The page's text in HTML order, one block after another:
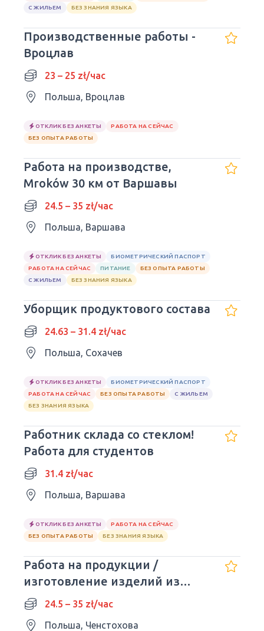
С ЖИЛЬЕМ БЕЗ ЗНАНИЯ ЯЗЫКА
Производственные работы -
Вроцлав
23 – 25 zł/час
Польша, Вроцлав
ОТКЛИК БЕЗ АНКЕТЫ
РАБОТА НА СЕЙЧАС
БЕЗ ОПЫТА РАБОТЫ
Работа на производстве,
Mroków 30 км от Варшавы
24.5 – 35 zł/час
Польша, Варшава
ОТКЛИК БЕЗ АНКЕТЫ
БИОМЕТРИЧЕСКИЙ ПАСПОРТ
РАБОТА НА СЕЙЧАС
ПИТАНИЕ
БЕЗ ОПЫТА РАБОТЫ
С ЖИЛЬЕМ
БЕЗ ЗНАНИЯ ЯЗЫКА
Уборщик продуктового состава
24.63 – 31.4 zł/час
Польша, Сохачев
ОТКЛИК БЕЗ АНКЕТЫ
БИОМЕТРИЧЕСКИЙ ПАСПОРТ
РАБОТА НА СЕЙЧАС
БЕЗ ОПЫТА РАБОТЫ
С ЖИЛЬЕМ
БЕЗ ЗНАНИЯ ЯЗЫКА
Работник склада со стеклом!
Работа для студентов
31.4 zł/час
Польша, Варшава
ОТКЛИК БЕЗ АНКЕТЫ
РАБОТА НА СЕЙЧАС
БЕЗ ОПЫТА РАБОТЫ
БЕЗ ЗНАНИЯ ЯЗЫКА
Работа на продукции /
изготовление изделий из
дерева24.5 – 35 zł/час
Польша, Ченстохова